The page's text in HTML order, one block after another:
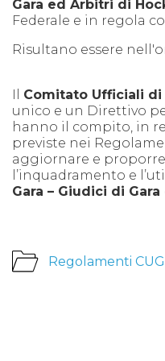
Gara ed Arbitri di
Federale e in regola
Risultano essere
Il Comitato Ufficiali di
unico e un Direttivo
hanno il compito, in
previste nei
aggiornare e
l’inquadramento e
Gara – Giudici di
Regolamenti CUG